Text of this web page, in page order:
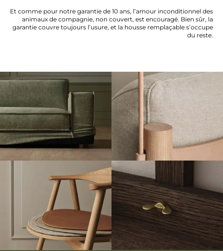
Et comme pour notre garantie de 10 ans, l’amour inconditionnel des
animaux de compagnie, non couvert, est encouragé. Bien sûr, la
garantie couvre toujours l’usure, et la housse remplaçable s’occupe
du reste.